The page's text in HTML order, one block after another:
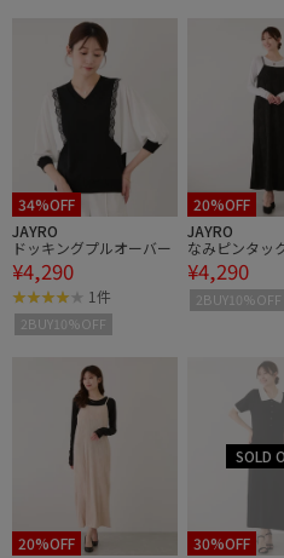
34%OFF
JAYRO
ドッキングプルオーバー
¥4,290
1件
2BUY10%OFF
20%OFF
JAYRO
なみピンタッ
ンピース
¥4,290
2BUY10%OFF
20%OFF
30%OFF